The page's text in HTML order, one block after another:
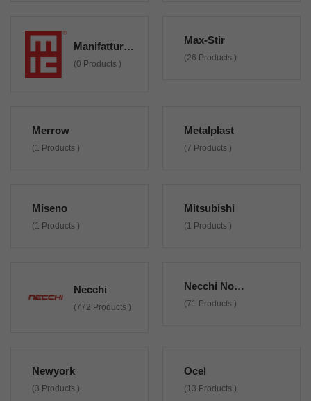
Manifattura Italiana Cucirini
(0 Products )
Max-Stir
(26 Products )
Merrow
(1 Products )
Metalplast
(7 Products )
Miseno
(1 Products )
Mitsubishi
(1 Products )
Necchi
(772 Products )
Necchi Non Originali
(71 Products )
Newyork
(3 Products )
Ocel
(13 Products )